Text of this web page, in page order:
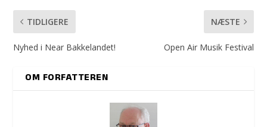
TIDLIGERE
Nyhed i Near Bakkelandet!
NÆSTE
Open Air Musik Festival
OM FORFATTEREN